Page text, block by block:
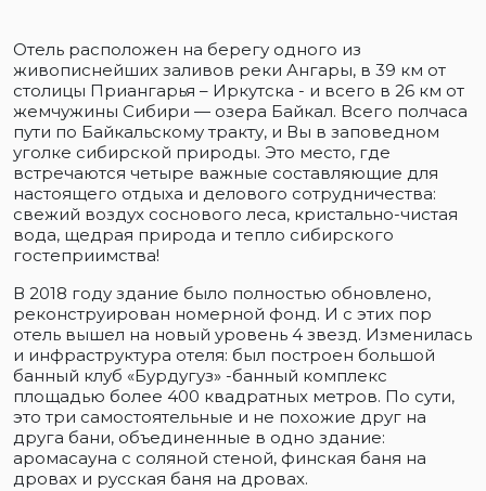
Отель расположен на берегу одного из
живописнейших заливов реки Ангары, в 39 км от
столицы Приангарья – Иркутска - и всего в 26 км от
жемчужины Сибири — озера Байкал. Всего полчаса
пути по Байкальскому тракту, и Вы в заповедном
уголке сибирской природы. Это место, где
встречаются четыре важные составляющие для
настоящего отдыха и делового сотрудничества:
свежий воздух соснового леса, кристально-чистая
вода, щедрая природа и тепло сибирского
гостеприимства!
В 2018 году здание было полностью обновлено,
реконструирован номерной фонд. И с этих пор
отель вышел на новый уровень 4 звезд. Изменилась
и инфраструктура отеля: был построен большой
банный клуб «Бурдугуз» -банный комплекс
площадью более 400 квадратных метров. По сути,
это три самостоятельные и не похожие друг на
друга бани, объединенные в одно здание:
аромасауна с соляной стеной, финская баня на
дровах и русская баня на дровах.